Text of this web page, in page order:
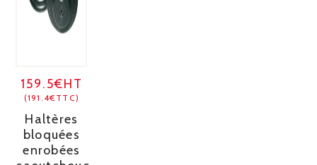
159.5€HT
(191.4€TTC)
Haltères
bloquées
enrobées